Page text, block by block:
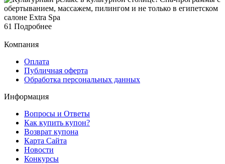
61 Подробнее
Компания
Оплата
Публичная оферта
Обработка персональных данных
Информация
Вопросы и Ответы
Как купить купон?
Возврат купона
Карта Сайта
Новости
Конкурсы